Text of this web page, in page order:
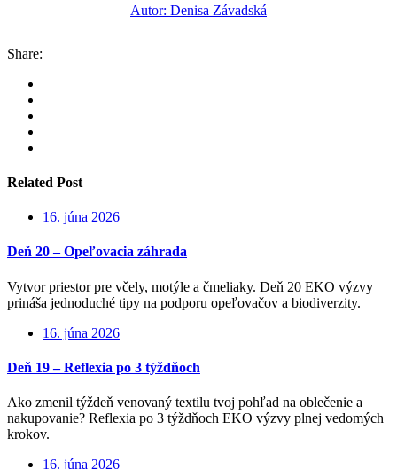
Autor: Denisa Závadská
Share:
Related Post
16. júna 2026
Deň 20 – Opeľovacia záhrada
Vytvor priestor pre včely, motýle a čmeliaky. Deň 20 EKO výzvy
prináša jednoduché tipy na podporu opeľovačov a biodiverzity.
16. júna 2026
Deň 19 – Reflexia po 3 týždňoch
Ako zmenil týždeň venovaný textilu tvoj pohľad na oblečenie a
nakupovanie? Reflexia po 3 týždňoch EKO výzvy plnej vedomých
krokov.
16. júna 2026